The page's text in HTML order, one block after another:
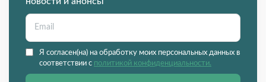
Я согласен(на) на обработку моих персональных данных в
соответствии с политикой конфиденциальности.